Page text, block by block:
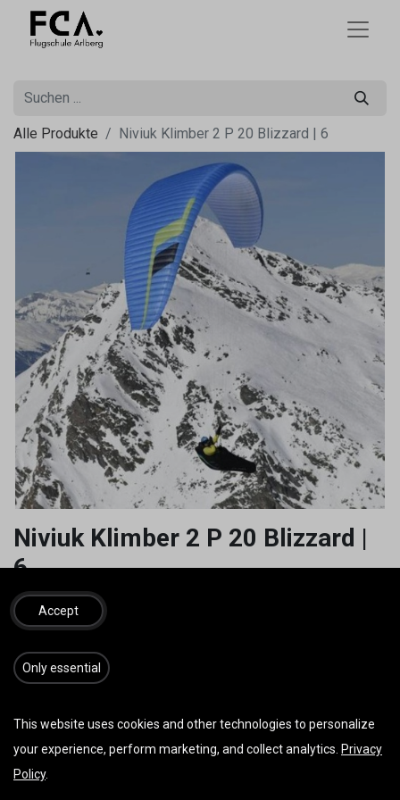
Alle Produkte Niviuk Klimber 2 P 20 Blizzard | 6
Niviuk Klimber 2 P 20 Blizzard |
6
3.450,00 €
Auf die Wunschliste
Nur 1 Einheit(en) auf Lager.
Accept
​​​Only essential
This website uses cookies and other technologies to personalize
your experience, perform marketing, and collect analytics. Privacy
Policy.